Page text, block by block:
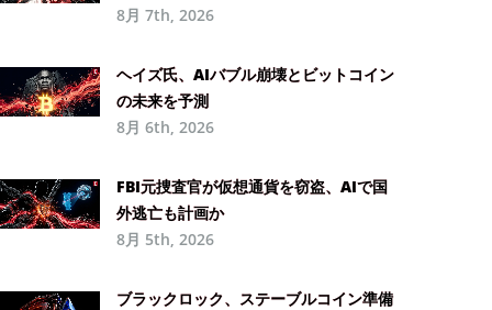
8月 7th, 2026
ヘイズ氏、AIバブル崩壊とビットコイン
の未来を予測
8月 6th, 2026
FBI元捜査官が仮想通貨を窃盗、AIで国
外逃亡も計画か
8月 5th, 2026
ブラックロック、ステーブルコイン準備